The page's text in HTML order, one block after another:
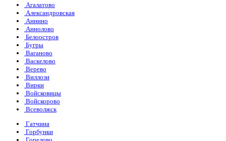
Агалатово
Александровская
Аннино
Аннолово
Белоостров
Бугры
Ваганово
Васкелово
Верево
Виллози
Вирки
Войсковицы
Войскорово
Всеволжск
Гатчина
Горбунки